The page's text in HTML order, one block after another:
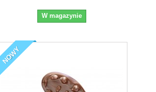
W magazynie
NOWY